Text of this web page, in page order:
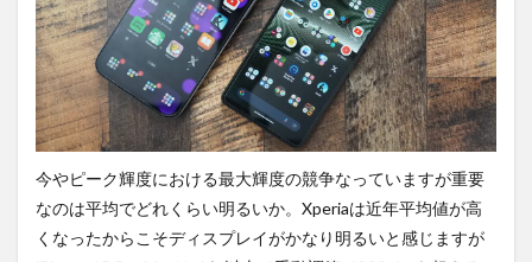
今やピーク輝度における最大輝度の競争なっていますが重要
なのは平均でどれくらい明るいか。Xperiaは近年平均値が高
くなったからこそディスプレイがかなり明るいと感じますが